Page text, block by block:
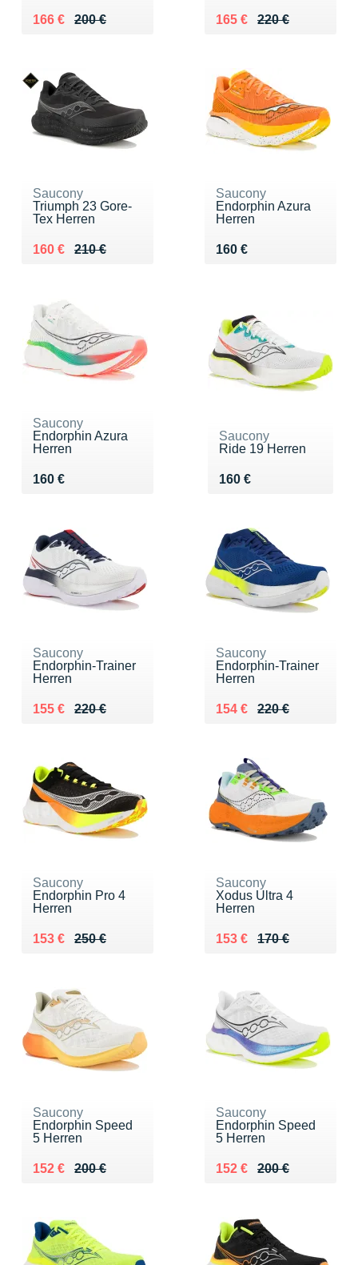
200 €
Au lieu de 200 €
166 €
Vendu 166 € 220 €
Au lieu de 220 €
165 €
Vendu 165 €
Saucony
Triumph 23 Gore-
Tex Herren
210 €
Au lieu de 210 €
160 €
Vendu 160 €
Saucony
Endorphin Azura
Herren
160 €
Vendu 160 €
Saucony
Endorphin Azura
Herren
160 €
Vendu 160 €
Saucony
Ride 19 Herren
160 €
Vendu 160 €
Saucony
Endorphin-Trainer
Herren
220 €
Au lieu de 220 €
155 €
Vendu 155 €
Saucony
Endorphin-Trainer
Herren
220 €
Au lieu de 220 €
154 €
Vendu 154 €
Saucony
Endorphin Pro 4
Herren
250 €
Au lieu de 250 €
153 €
Vendu 153 €
Saucony
Xodus Ultra 4
Herren
170 €
Au lieu de 170 €
153 €
Vendu 153 €
Saucony
Endorphin Speed
5 Herren
200 €
Au lieu de 200 €
152 €
Vendu 152 €
Saucony
Endorphin Speed
5 Herren
200 €
Au lieu de 200 €
152 €
Vendu 152 €